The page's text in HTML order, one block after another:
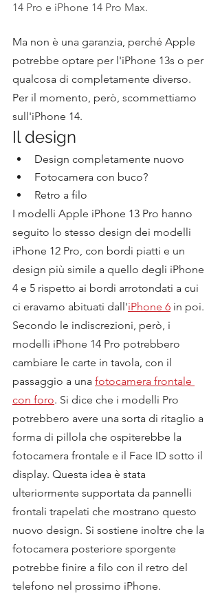
14 Pro e iPhone 14 Pro Max.
Ma non è una garanzia, perché Apple
potrebbe optare per l'iPhone 13s o per
qualcosa di completamente diverso.
Per il momento, però, scommettiamo
sull'iPhone 14.
Il design
Design completamente nuovo
Fotocamera con buco?
Retro a filo
I modelli Apple iPhone 13 Pro hanno
seguito lo stesso design dei modelli
iPhone 12 Pro, con bordi piatti e un
design più simile a quello degli iPhone
4 e 5 rispetto ai bordi arrotondati a cui
ci eravamo abituati dall'iPhone 6 in poi.
Secondo le indiscrezioni, però, i
modelli iPhone 14 Pro potrebbero
cambiare le carte in tavola, con il
passaggio a una fotocamera frontale
con foro. Si dice che i modelli Pro
potrebbero avere una sorta di ritaglio a
forma di pillola che ospiterebbe la
fotocamera frontale e il Face ID sotto il
display. Questa idea è stata
ulteriormente supportata da pannelli
frontali trapelati che mostrano questo
nuovo design. Si sostiene inoltre che la
fotocamera posteriore sporgente
potrebbe finire a filo con il retro del
telefono nel prossimo iPhone.